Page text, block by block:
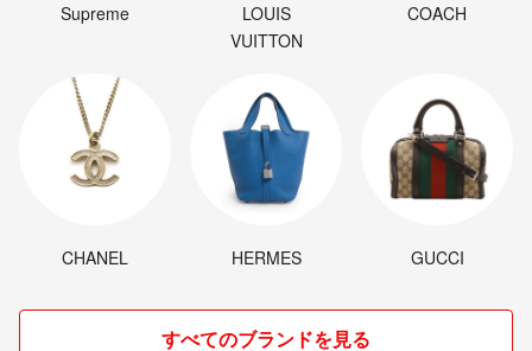
Supreme
LOUIS
VUITTON
COACH
CHANEL HERMES GUCCI
すべてのブランドを見る